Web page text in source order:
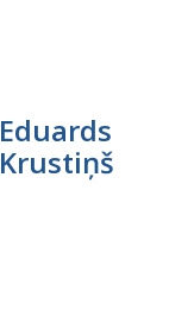
Eduards
Krustiņš